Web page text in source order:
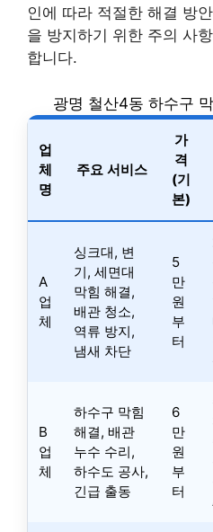
인에 따라 적절한 해결 방
을 방지하기 위한 주의 사
합니다.
광명 철산4동 하수구
업
체
명
주요 서비스
가
격
(기
본)
A
업
체
싱크대, 변
기, 세면대
막힘 해결,
배관 청소,
역류 방지,
냄새 차단
5
만
원
부
터
B
업
체
하수구 막힘
해결, 배관
누수 수리,
하수도 공사,
긴급 출동
6
만
원
부
터